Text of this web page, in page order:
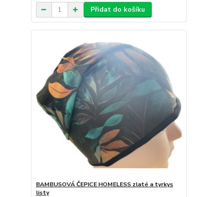
Přidat do košíku
BAMBUSOVÁ ČEPICE HOMELESS zlaté a tyrkys
listy